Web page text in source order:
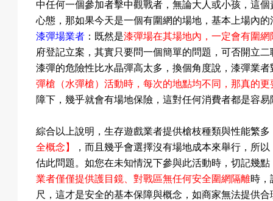
動
新
中任何一個參加者擊中觀戰者，無論大人或小孩，這
心態，那如果今天是一個有圍網的場地，基本上場內
漆彈場業者 ：既然是漆彈場在其場地內，一定會有圍網
府登記立案，其實只要問一個簡單的問題，可否開立
漆彈的危險性比水晶彈高太多，換個角度說，漆彈業
彈槍 （水彈槍）活動時，每次的地點均不同，那真的
障下，幾乎就會有場地保險，這對任何消費者都是容
綜合以上說明，生存遊戲業者提供槍枝種類與性能繁
全概念】
，而且幾乎會選擇沒有場地成本來舉行，所
估此問題。如您在未知情況下參與此活動時，切記幾點
業者僅僅提供護目鏡、對戰區無任何安全圍網隔離時，
尺，這才是安全的基本保障與概念，如商家無法提供